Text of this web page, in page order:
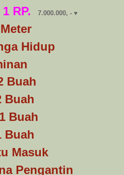
RP. 7.000.000, - ♥
Hidup
Buah
Buah
Buah
Buah
Masuk
Pengantin